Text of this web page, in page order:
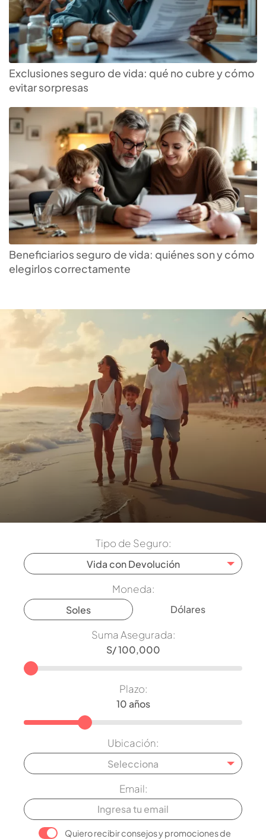
Exclusiones seguro de vida: qué no cubre y cómo
evitar sorpresas
Beneficiarios seguro de vida: quiénes son y cómo
elegirlos correctamente
Escoge elseguro de vida
ideal para ti
Tipo de Seguro:
Vida con Devolución
Moneda:
Soles
Dólares
Suma Asegurada:
Plazo:
Ubicación:
Selecciona
Email:
Quiero recibir consejos y promociones de